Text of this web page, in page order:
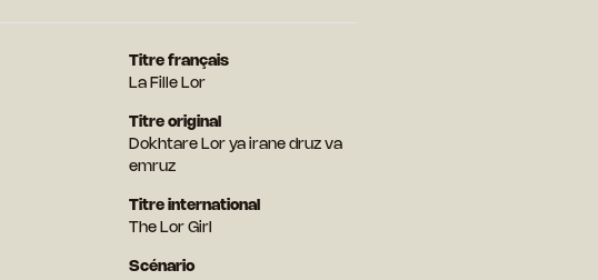
Titre français
La Fille Lor
Titre original
Dokhtare Lor ya irane druz va
emruz
Titre international
The Lor Girl
Scénario